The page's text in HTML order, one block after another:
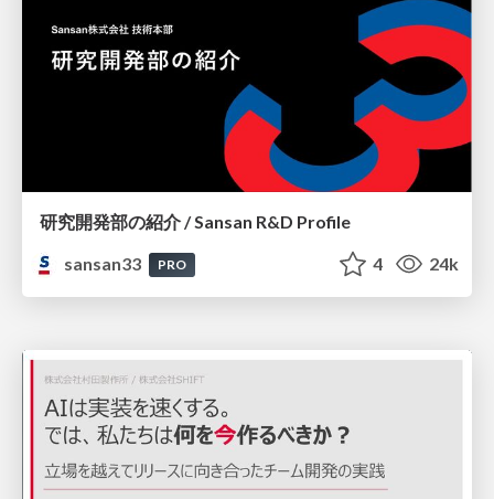
研究開発部の紹介 / Sansan R&D Profile
sansan33
PRO 4 24k